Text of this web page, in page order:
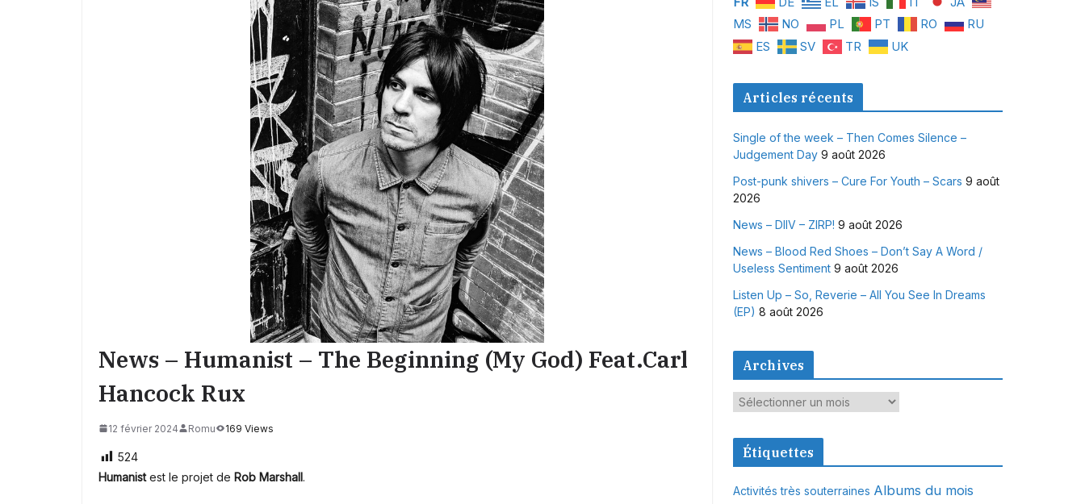
News – Humanist – The Beginning (My God) Feat.Carl
Hancock Rux
12 février 2024 Romu 169 Views
524
Humanistest le projet de Rob Marshall.
MS
NO PL PT RO
RU
ES
SV TR UK
Articles récents
Single of the week – Then Comes Silence –
Judgement Day 9 août 2026
Post-punk shivers – Cure For Youth – Scars 9 août
2026
News – DIIV – ZIRP! 9 août 2026
News – Blood Red Shoes – Don’t Say A Word /
Useless Sentiment 9 août 2026
Listen Up – So, Reverie – All You See In Dreams
(EP) 8 août 2026
Archives
A
c
Étiquettes
Activités très souterraines Albums du mois